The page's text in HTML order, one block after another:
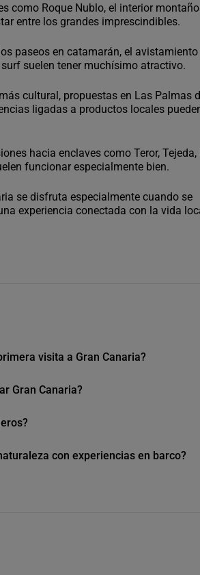
como Roque Nublo, el interior
entre los grandes imprescindibles.
paseos en catamarán, el avistamiento
suelen tener muchísimo atractivo.
cultural, propuestas en Las Palmas
ligadas a productos locales
hacia enclaves como Teror,
funcionar especialmente bien.
se disfruta especialmente cuando se
experiencia conectada con la vida
visita a Gran Canaria?
Gran Canaria?
con experiencias en barco?